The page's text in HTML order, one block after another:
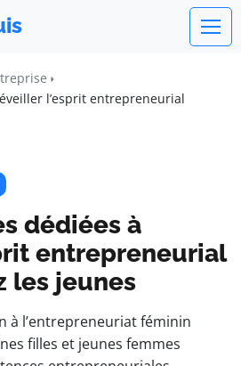
l’esprit entrepreneurial
dédiées à
entrepreneurial
les jeunes
à l’entrepreneuriat féminin
filles et jeunes femmes